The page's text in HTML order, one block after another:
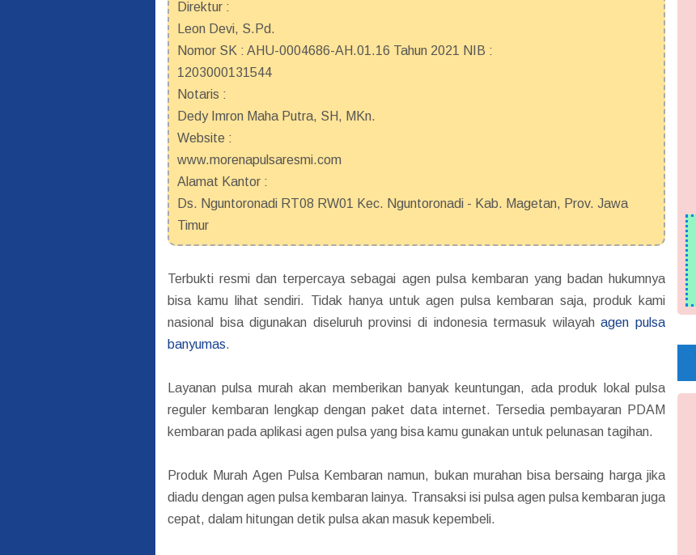
Direktur :
Leon Devi, S.Pd.
Nomor SK : AHU-0004686-AH.01.16 Tahun 2021 NIB :
1203000131544
Notaris :
Dedy Imron Maha Putra, SH, MKn.
Website :
www.morenapulsaresmi.com
Alamat Kantor :
Ds. Nguntoronadi RT08 RW01 Kec. Nguntoronadi - Kab. Magetan, Prov. Jawa
Timur
Terbukti resmi dan terpercaya sebagai agen pulsa kembaran yang badan hukumnya
bisa kamu lihat sendiri. Tidak hanya untuk agen pulsa kembaran saja, produk kami
nasional bisa digunakan diseluruh provinsi di indonesia termasuk wilayahagen pulsa
banyumas.
Layanan pulsa murah akan memberikan banyak keuntungan, ada produk lokal pulsa
reguler kembaran lengkap dengan paket data internet. Tersedia pembayaran PDAM
kembaran pada aplikasi agen pulsa yang bisa kamu gunakan untuk pelunasan tagihan.
Produk Murah Agen Pulsa Kembaran namun, bukan murahan bisa bersaing harga jika
diadu dengan agen pulsa kembaran lainya. Transaksi isi pulsa agen pulsa kembaran juga
cepat, dalam hitungan detik pulsa akan masuk kepembeli.